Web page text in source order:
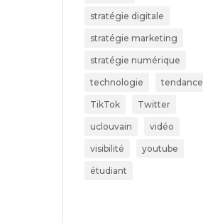
stratégie digitale
stratégie marketing
stratégie numérique
technologie tendance
TikTok Twitter
uclouvain vidéo
visibilité youtube
étudiant